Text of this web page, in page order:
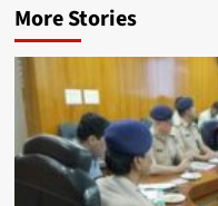
More Stories